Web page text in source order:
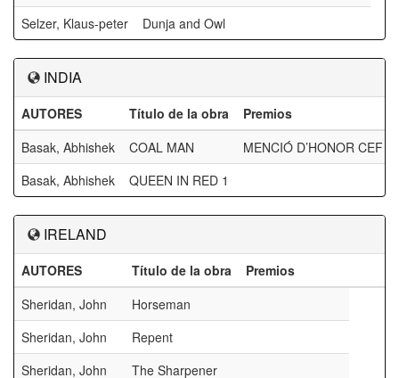
Selzer, Klaus-peter
Dunja and Owl
INDIA
AUTORES Título de la obra
Premios
Basak, Abhishek
COAL MAN
MENCIÓ D’HONOR CEF
Basak, Abhishek
QUEEN IN RED 1
IRELAND
AUTORES Título de la obra
Premios
Sheridan, John
Horseman
Sheridan, John
Repent
Sheridan, John
The Sharpener